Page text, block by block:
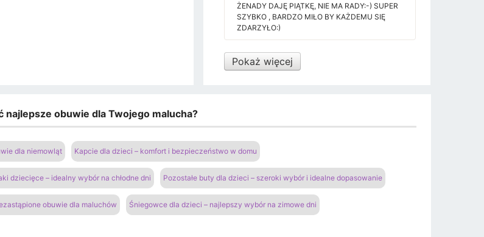
ŻENADY DAJĘ PIĄTKĘ, NIE MA RADY:-) SUPER
SZYBKO , BARDZO MIŁO BY KAŻDEMU SIĘ
ZDARZYŁO:)
Pokaż więcej
obuwie dla Twojego malucha?
dla niemowląt Kapcie dla dzieci – komfort i bezpieczeństwo w domu
dziecięce – idealny wybór na chłodne dni Pozostałe buty dla dzieci – szeroki wybór i idealne dopasowanie
obuwie dla maluchów Śniegowce dla dzieci – najlepszy wybór na zimowe dni